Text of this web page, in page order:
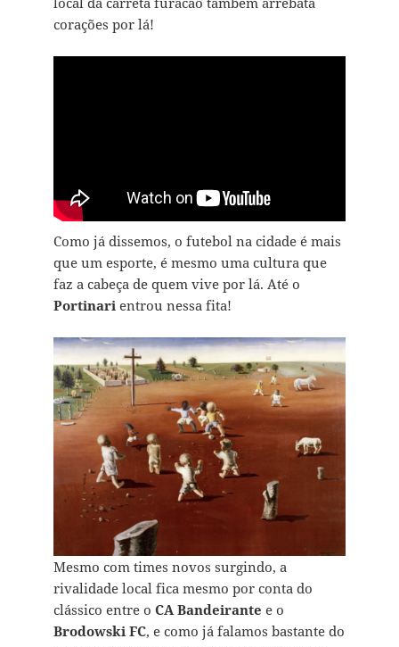
corações por lá!
Como já dissemos, o futebol na cidade é mais
que um esporte, é mesmo uma cultura que
faz a cabeça de quem vive por lá. Até o
Portinari entrou nessa fita!
Mesmo com times novos surgindo, a
rivalidade local fica mesmo por conta do
clássico entre o CA Bandeirante e o
Brodowski FC, e como já falamos bastante do